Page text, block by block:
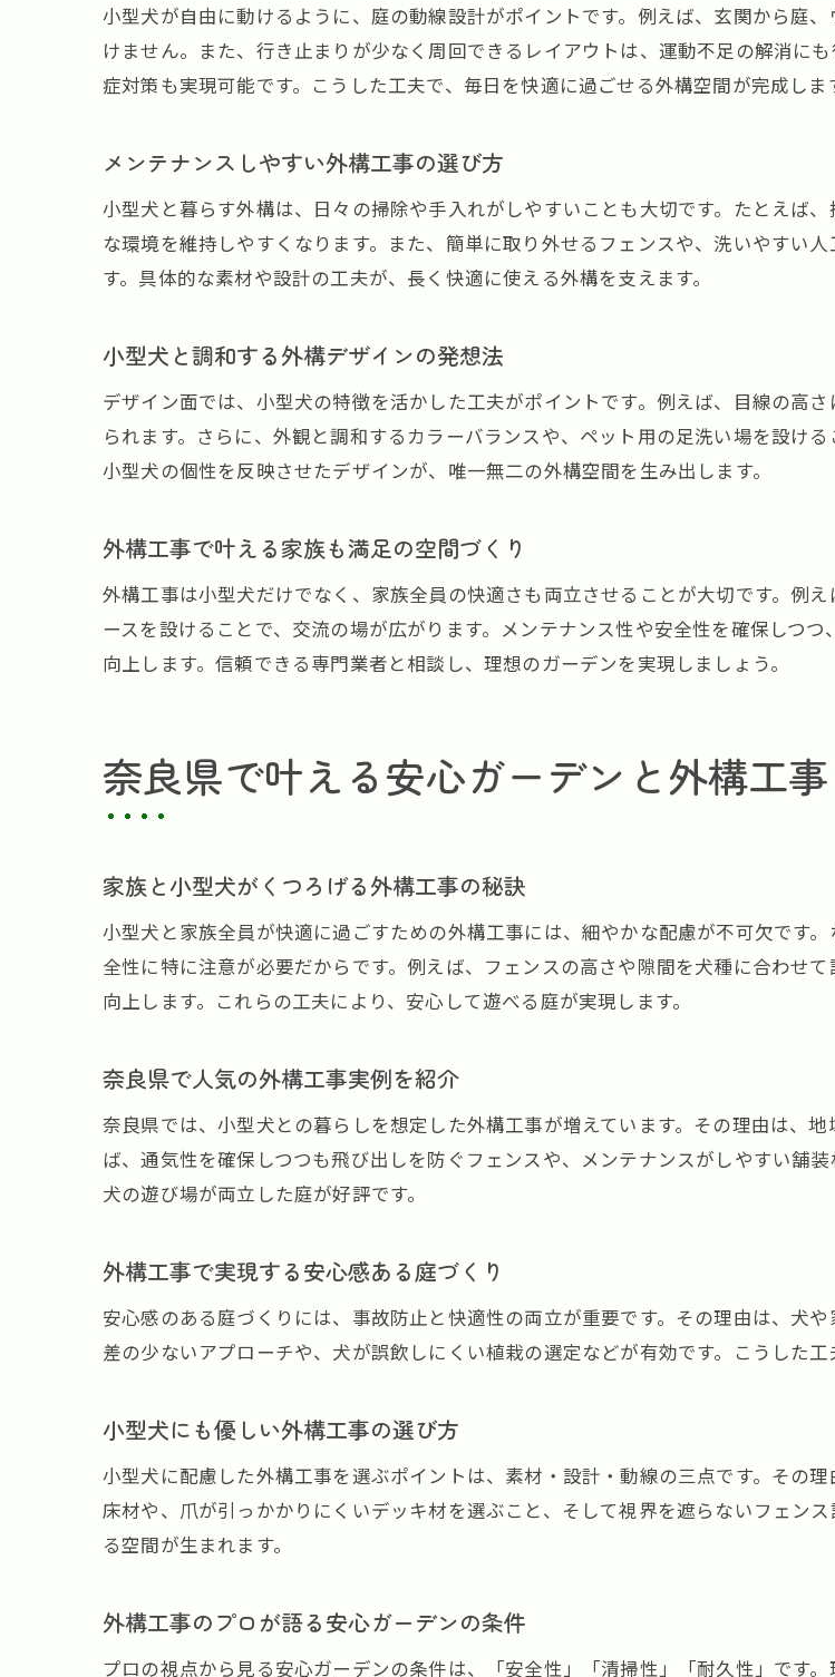
暮らしに寄り添う小型犬対応の
家族構成を考えた外構工事
小型犬と共生する外構工事
外構工事で快適さと安全性
生活に合う外構工事のカス
小型犬も喜ぶ外構工事の便
外構工事で四季を楽しむ庭
快適な庭空間を生む外構工
フェンス選びが決め手のペット
小型犬に最適なフェンスを
外構工事で重視したいフェ
外構工事で実現する飛び出
小型犬も安心できる外構工
外構工事で実感する快適な
外構工事の相談時に伝える
奈良県で実現するペット思いの
奈良県で外構工事を依頼す
外構工事で大切にしたいペ
小型犬と暮らす家族のため
小型犬が自由に動けるように、庭の動線設計がポイントです。例えば、玄関から庭
けません。また、行き止まりが少なく周回できるレイアウトは、運動不足の解消に
症対策も実現可能です。こうした工夫で、毎日を快適に過ごせる外構空間が完成しま
メンテナンスしやすい外構工事の選び方
小型犬と暮らす外構は、日々の掃除や手入れがしやすいことも大切です。たとえば
な環境を維持しやすくなります。また、簡単に取り外せるフェンスや、洗いやすい
す。具体的な素材や設計の工夫が、長く快適に使える外構を支えます。
小型犬と調和する外構デザインの発想法
デザイン面では、小型犬の特徴を活かした工夫がポイントです。例えば、目線の高
られます。さらに、外観と調和するカラーバランスや、ペット用の足洗い場を設け
小型犬の個性を反映させたデザインが、唯一無二の外構空間を生み出します。
外構工事で叶える家族も満足の空間づくり
外構工事は小型犬だけでなく、家族全員の快適さも両立させることが大切です。例
ースを設けることで、交流の場が広がります。メンテナンス性や安全性を確保しつ
向上します。信頼できる専門業者と相談し、理想のガーデンを実現しましょう。
奈良県で叶える安心ガーデンと外構工事
家族と小型犬がくつろげる外構工事の秘訣
小型犬と家族全員が快適に過ごすための外構工事には、細やかな配慮が不可欠です
全性に特に注意が必要だからです。例えば、フェンスの高さや隙間を犬種に合わせ
向上します。これらの工夫により、安心して遊べる庭が実現します。
奈良県で人気の外構工事実例を紹介
奈良県では、小型犬との暮らしを想定した外構工事が増えています。その理由は、
ば、通気性を確保しつつも飛び出しを防ぐフェンスや、メンテナンスがしやすい舗
犬の遊び場が両立した庭が好評です。
外構工事で実現する安心感ある庭づくり
安心感のある庭づくりには、事故防止と快適性の両立が重要です。その理由は、犬
差の少ないアプローチや、犬が誤飲しにくい植栽の選定などが有効です。こうした
小型犬にも優しい外構工事の選び方
小型犬に配慮した外構工事を選ぶポイントは、素材・設計・動線の三点です。その
床材や、爪が引っかかりにくいデッキ材を選ぶこと、そして視界を遮らないフェン
る空間が生まれます。
外構工事のプロが語る安心ガーデンの条件
プロの視点から見る安心ガーデンの条件は、「安全性」「清掃性」「耐久性」です
お気軽にご相談ください
お気軽にご相談ください